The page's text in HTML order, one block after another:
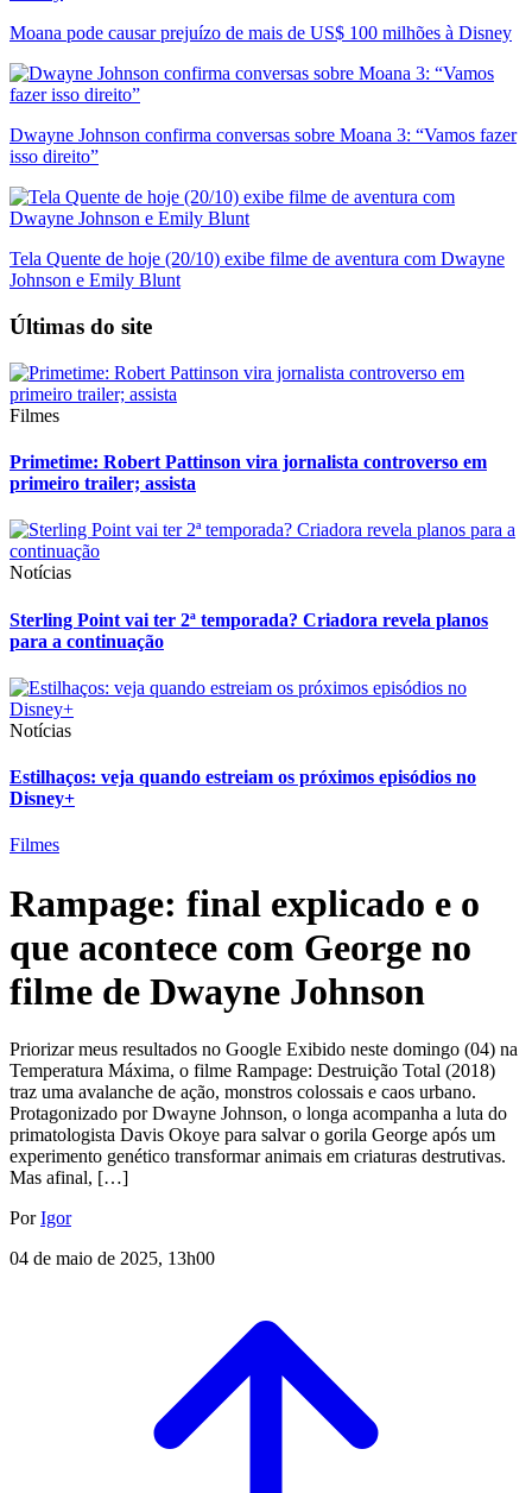
Moana pode causar prejuízo de mais de US$ 100 milhões à Disney
Dwayne Johnson confirma conversas sobre Moana 3: “Vamos fazer
isso direito”
Tela Quente de hoje (20/10) exibe filme de aventura com Dwayne
Johnson e Emily Blunt
Últimas do site
Filmes
Primetime: Robert Pattinson vira jornalista controverso em
primeiro trailer; assista
Notícias
Sterling Point vai ter 2ª temporada? Criadora revela planos
para a continuação
Notícias
Estilhaços: veja quando estreiam os próximos episódios no
Disney+
Filmes
Rampage: final explicado e o
que acontece com George no
filme de Dwayne Johnson
Priorizar meus resultados no Google Exibido neste domingo (04) na
Temperatura Máxima, o filme Rampage: Destruição Total (2018)
traz uma avalanche de ação, monstros colossais e caos urbano.
Protagonizado por Dwayne Johnson, o longa acompanha a luta do
primatologista Davis Okoye para salvar o gorila George após um
experimento genético transformar animais em criaturas destrutivas.
Mas afinal, […]
PorIgor
04 de maio de 2025, 13h00